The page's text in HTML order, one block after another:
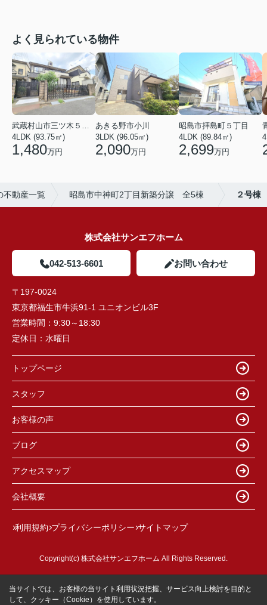
よく見られている物件
武蔵村山市三ツ木５丁目
4LDK (93.75㎡)
1,480万円
あきる野市小川
3LDK (96.05㎡)
2,090万円
昭島市拝島町５丁目
4LDK (89.84㎡)
2,699万円
不動産一覧 昭島市中神町2丁目新築分譲 全5棟 ２号棟
株式会社サンエフホーム
042-513-6601 お問い合わせ
〒197-0024
東京都福生市牛浜91-1 ユニオンビル3F
営業時間： 9:30～18:30
定休日： 水曜日
トップページ
スタッフ
お客様の声
ブログ
アクセスマップ
会社概要
利用規約 プライバシーポリシー サイトマップ
Copyright(c) 株式会社サンエフホーム All Rights Reserved.
当サイトでは、お客様の当サイト利用状況把握、サービス向上検討を目的と
して、クッキー（Cookie）を使用しています。